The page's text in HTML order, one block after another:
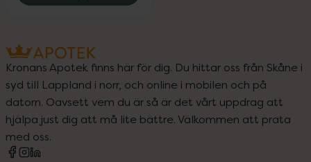
Kronans Apotek finns här för dig. Du hittar oss från Skåne i
syd till Lappland i norr, och online i mobilen och på
datorn. Oavsett vem du är så är det vårt uppdrag att
hjälpa just dig att må lite bättre. Välkommen att prata
med oss.